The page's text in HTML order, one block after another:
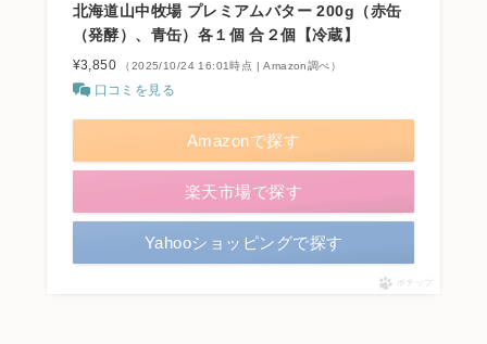
北海道山中牧場 プレミアムバター 200g（赤缶
（発酵）、青缶）各１個 合２個【冷蔵】
¥3,850 （2025/10/24 16:01時点 | Amazon調べ）
口コミを見る
Amazonで探す
楽天市場で探す
Yahooショッピングで探す
ポチップ